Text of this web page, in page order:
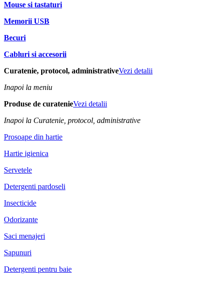
Mouse si tastaturi
Memorii USB
Becuri
Cabluri si accesorii
Curatenie, protocol, administrativeVezi detalii
Inapoi la meniu
Produse de curatenieVezi detalii
Inapoi la Curatenie, protocol, administrative
Prosoape din hartie
Hartie igienica
Servetele
Detergenti pardoseli
Insecticide
Odorizante
Saci menajeri
Sapunuri
Detergenti pentru baie